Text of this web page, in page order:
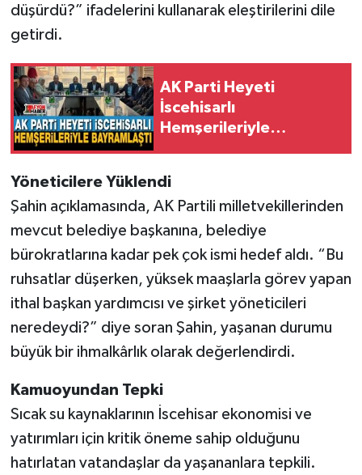
düşürdü?” ifadelerini kullanarak eleştirilerini dile
getirdi.
AK Parti Heyeti
İscehisarlı
Hemşerileriyle
Yöneticilere Yüklendi
Şahin açıklamasında, AK Partili milletvekillerinden
mevcut belediye başkanına, belediye
bürokratlarına kadar pek çok ismi hedef aldı. “Bu
ruhsatlar düşerken, yüksek maaşlarla görev yapan
ithal başkan yardımcısı ve şirket yöneticileri
neredeydi?” diye soran Şahin, yaşanan durumu
büyük bir ihmalkârlık olarak değerlendirdi.
Kamuoyundan Tepki
Sıcak su kaynaklarının İscehisar ekonomisi ve
yatırımları için kritik öneme sahip olduğunu
hatırlatan vatandaşlar da yaşananlara tepkili.